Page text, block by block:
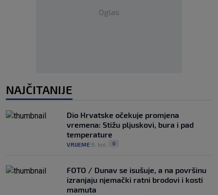
Oglas
NAJČITANIJE
Dio Hrvatske očekuje promjena
vremena: Stižu pljuskovi, bura i pad
temperature
VRIJEME 6. kol. 0
FOTO / Dunav se isušuje, a na površinu
izranjaju njemački ratni brodovi i kosti
mamuta